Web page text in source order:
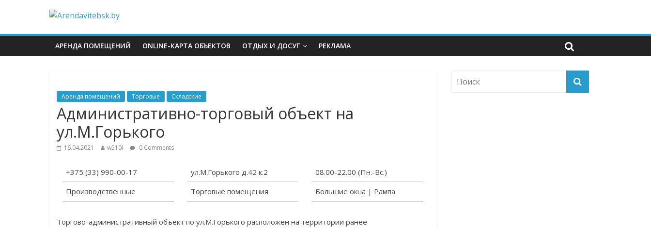
АРЕНДА ПОМЕЩЕНИЙ ONLINE-КАРТА ОБЪЕКТОВ ОТДЫХ И ДОСУГ РЕКЛАМА
Аренда помещений Торговые Складские
Административно-торговый объект на
ул.М.Горького
16.04.2021 w510i 0 Comments
+375 (33) 990-00-17 ул.М.Горького д.42 к.2
08.00-22.00 (Пн.-Вс.)
Производственные
Торговые помещения Большие окна | Рампа
Торгово-административный объект по ул.М.Горького расположен на территории ранее